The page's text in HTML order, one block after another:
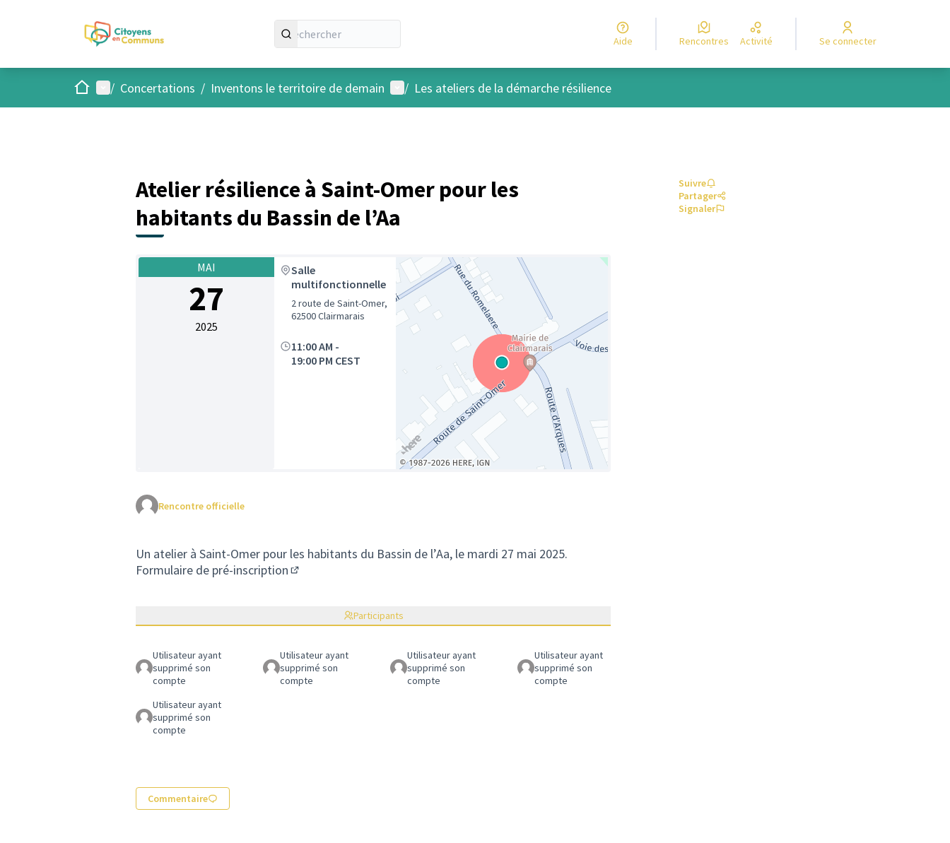
Aide Rencontres Activité Se connecter
AccueilMenu principal
/ Concertations / Inventons le territoire de demain Menu utilisateur
/ Les ateliers de la démarche résilience
Atelier résilience à Saint-Omer pour les
habitants du Bassin de l’Aa
MAI
27
2025
Salle
multifonctionnelle
2 route de Saint-Omer,
62500 Clairmarais
11:00 AM -
19:00 PM CEST
Rencontre officielle
Un atelier à Saint-Omer pour les habitants du Bassin de l’Aa, le mardi 27 mai 2025.
Formulaire de pré-inscription
Participants
Utilisateur ayant
supprimé son
compte
Utilisateur ayant
supprimé son
compte
Utilisateur ayant
supprimé son
compte
Utilisateur ayant
supprimé son
compte
Utilisateur ayant
supprimé son
compte
Commentaire
Suivre
Partager
Signaler